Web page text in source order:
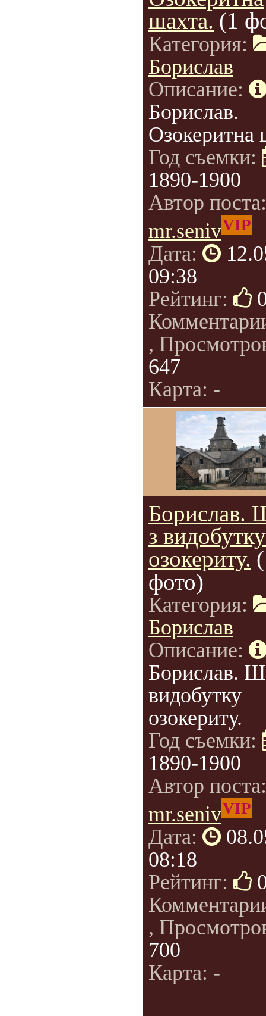
шахта. (1
Категория:
Борислав
Описание:
Борислав.
Озокеритна
Год съемки:
1890-1900
Автор
mr.senivVIP
Дата:
09:38
Рейтинг:
,
647
Карта: -
Борислав.
з видобутку
озокериту.
фото)
Категория:
Борислав
Описание:
Борислав.
видобутку
озокериту.
Год съемки:
1890-1900
Автор
mr.senivVIP
Дата:
08:18
Рейтинг:
,
700
Карта: -